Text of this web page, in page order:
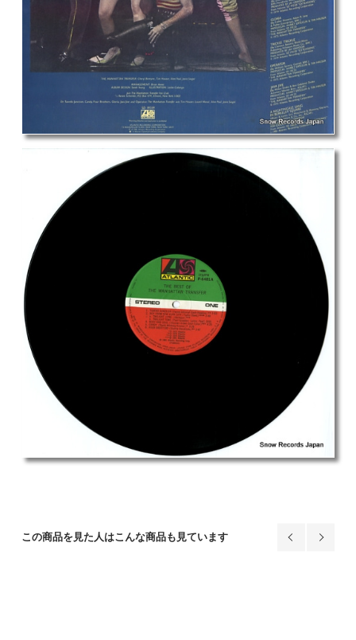
この商品を見た人はこんな商品も見ています